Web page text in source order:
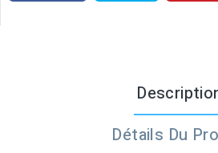
Détails Du